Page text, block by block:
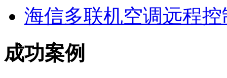
海信多联机空调远程控
成功案例